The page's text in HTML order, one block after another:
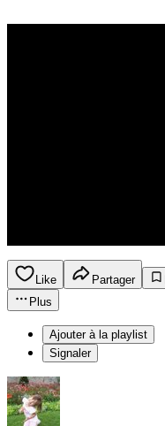
Like Partager
Plus
Ajouter à la playlist
Signaler